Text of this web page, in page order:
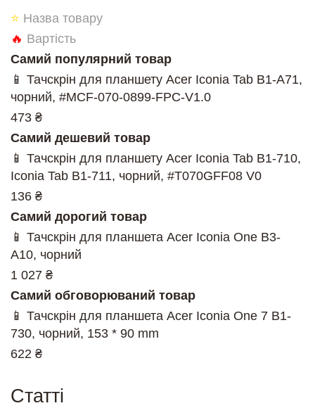
⭐ Назва товару
🔥 Вартість
Самий популярний товар
📱 Тачскрін для планшету Acer Iconia Tab B1-A71,
чорний, #MCF-070-0899-FPC-V1.0
473 ₴
Самий дешевий товар
📱 Тачскрін для планшету Acer Iconia Tab B1-710,
Iconia Tab B1-711, чорний, #T070GFF08 V0
136 ₴
Самий дорогий товар
📱 Тачскрін для планшета Acer Iconia One B3-
A10, чорний
1 027 ₴
Самий обговорюваний товар
📱 Тачскрін для планшета Acer Iconia One 7 B1-
730, чорний, 153 * 90 mm
622 ₴
Cтатті